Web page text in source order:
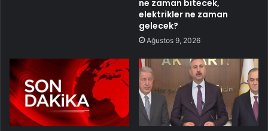
ne zaman bitecek,
elektrikler ne zaman
gelecek?
Ağustos 9, 2026